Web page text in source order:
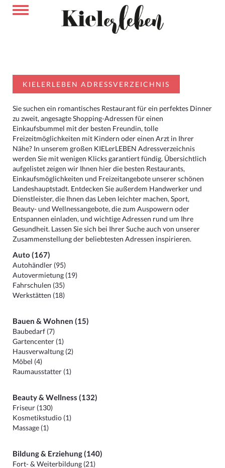
KIELERLEBEN ADRESSVERZEICHNIS
Sie suchen ein romantisches Restaurant für ein perfektes Dinner
zu zweit, angesagte Shopping-Adressen für einen
Einkaufsbummel mit der besten Freundin, tolle
Freizeitmöglichkeiten mit Kindern oder einen Arzt in Ihrer
Nähe? In unserem großen KIELerLEBEN Adressverzeichnis
werden Sie mit wenigen Klicks garantiert fündig. Übersichtlich
aufgelistet zeigen wir Ihnen hier die besten Restaurants,
Einkaufsmöglichkeiten und Freizeitangebote unserer schönen
Landeshauptstadt. Entdecken Sie außerdem Handwerker und
Dienstleister, die Ihnen das Leben leichter machen, Sport,
Beauty- und Wellnessangebote, die zum Auspowern oder
Entspannen einladen, und wichtige Adressen rund um Ihre
Gesundheit. Lassen Sie sich bei Ihrer Suche auch von unserer
Zusammenstellung der beliebtesten Adressen inspirieren.
Auto (167)
Autohändler (95)
Autovermietung (19)
Fahrschulen (35)
Werkstätten (18)
Bauen & Wohnen (15)
Baubedarf (7)
Gartencenter (1)
Hausverwaltung (2)
Möbel (4)
Raumausstatter (1)
Beauty & Wellness (132)
Friseur (130)
Kosmetikstudio (1)
Massage (1)
Bildung & Erziehung (140)
Fort- & Weiterbildung (21)